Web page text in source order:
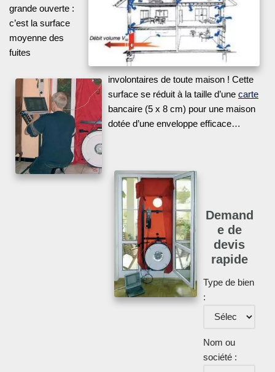
grande ouverte :
c’est la surface
moyenne des
fuites
involontaires de toute maison ! Cette
surface se réduit à la taille d’une carte
bancaire (5 x 8 cm) pour une maison
dotée d’une enveloppe efficace…
Demand
e de
devis
rapide
Type de bien
:
Nom ou
société :